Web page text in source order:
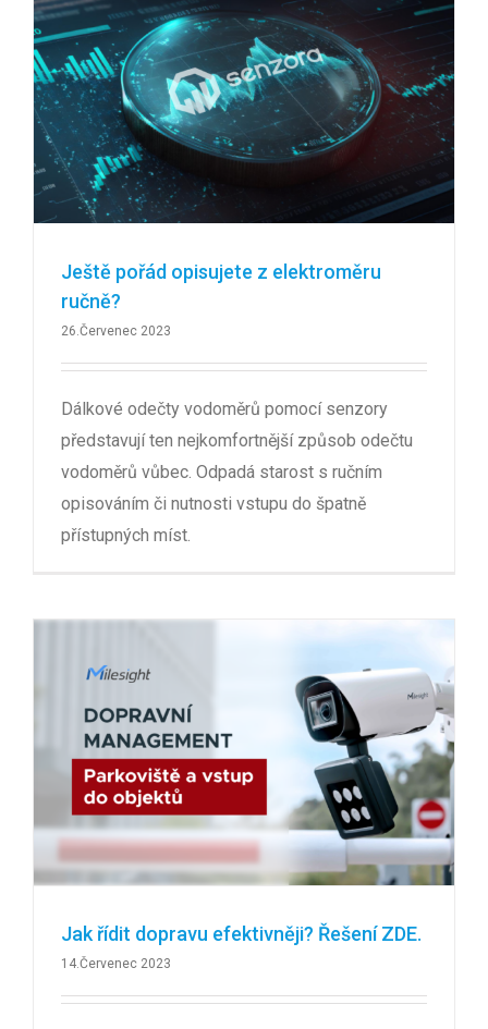
Ještě pořád opisujete z elektroměru
ručně?
26.Červenec 2023
Dálkové odečty vodoměrů pomocí senzory
představují ten nejkomfortnější způsob odečtu
vodoměrů vůbec. Odpadá starost s ručním
opisováním či nutnosti vstupu do špatně
přístupných míst.
Jak řídit dopravu efektivněji? Řešení ZDE.
14.Červenec 2023